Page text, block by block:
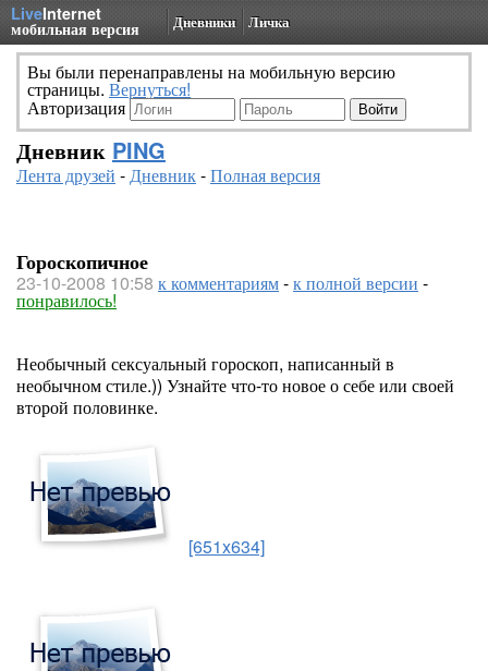
LiveInternet
мобильная версия Дневники Личка
Вы были перенаправлены на мобильную версию
страницы. Вернуться!
Авторизация
Дневник PING
Лента друзей -Дневник-Полная версия
Гороскопичное
23-10-2008 10:58 к комментариям-к полной версии -
понравилось!
Необычный сексуальный гороскоп, написанный в
необычном стиле.)) Узнайте что-то новое о себе или своей
второй половинке.
[651x634]